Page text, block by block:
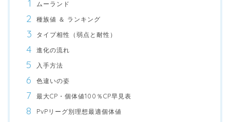
ムーランド
種族値 ＆ ランキング
タイプ相性（弱点と耐性）
進化の流れ
入手方法
色違いの姿
最大CP・個体値100％CP早見表
PvPリーグ別理想最適個体値